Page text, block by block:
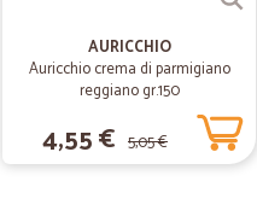
AURICCHIO
Auricchio crema di parmigiano
reggiano gr.150
4,55 € 5,05 €